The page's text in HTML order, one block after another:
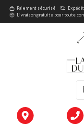
Paiement sécurisé
Livraison gratuite pour toute